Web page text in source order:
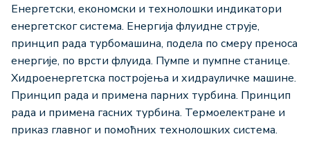
Енергетски, економски и технолошки индикатори
енергетског система. Енергија флуидне струје,
принцип рада турбомашина, подела по смеру преноса
енергије, по врсти флуида. Пумпе и пумпне станице.
Хидроенергетска постројења и хидрауличке машине.
Принцип рада и примена парних турбина. Принцип
рада и примена гасних турбина. Термоелектране и
приказ главног и помоћних технолошких система.